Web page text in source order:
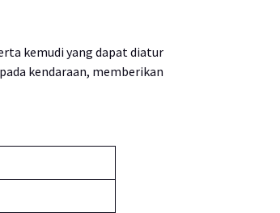
kemudi yang dapat diatur
kendaraan, memberikan